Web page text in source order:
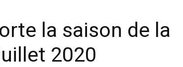
la saison de la
2020